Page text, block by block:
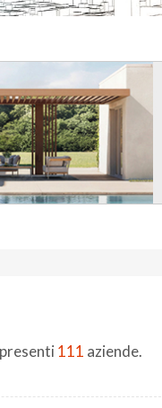
111 aziende.